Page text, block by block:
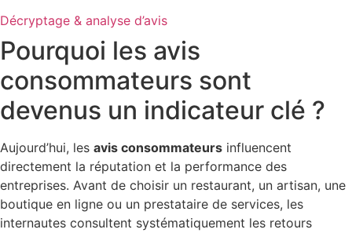
Décryptage & analyse d’avis
Pourquoi les avis
consommateurs sont
devenus un indicateur clé ?
Aujourd’hui, les avis consommateurs influencent
directement la réputation et la performance des
entreprises. Avant de choisir un restaurant, un artisan, une
boutique en ligne ou un prestataire de services, les
internautes consultent systématiquement les retours